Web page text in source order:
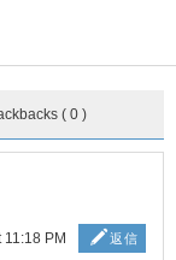
( 0 )
PM 返信